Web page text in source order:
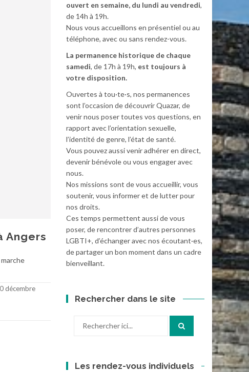
Angers
décembre
ouvert en semaine, du lundi au vendredi,
de 14h à 19h.
Nous vous accueillons en présentiel ou au
téléphone, avec ou sans rendez-vous.
La permanence historique de chaque
samedi, de 17h à 19h, est toujours à
votre disposition.
Ouvertes à tou·te·s, nos permanences
sont l’occasion de découvrir Quazar, de
venir nous poser toutes vos questions, en
rapport avec l’orientation sexuelle,
l’identité de genre, l’état de santé.
Vous pouvez aussi venir adhérer en direct,
devenir bénévole ou vous engager avec
nous.
Nos missions sont de vous accueillir, vous
soutenir, vous informer et de lutter pour
nos droits.
Ces temps permettent aussi de vous
poser, de rencontrer d’autres personnes
LGBTI+, d’échanger avec nos écoutant·es,
de partager un bon moment dans un cadre
bienveillant.
Rechercher dans le site
Les rendez-vous individuels